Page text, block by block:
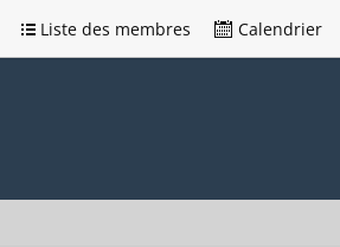
Liste des membres Calendrier